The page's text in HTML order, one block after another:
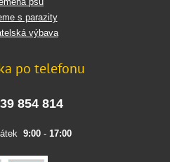
s parazity
výbava
po telefonu
854 814
9:00- 17:00